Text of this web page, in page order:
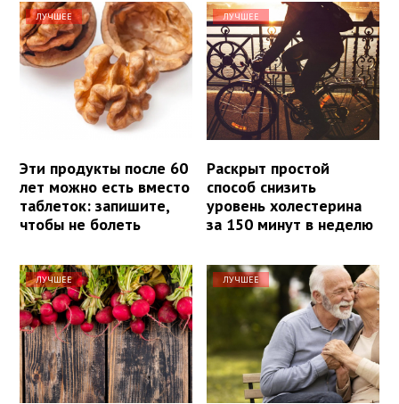
ЛУЧШЕЕ
Эти продукты после 60
лет можно есть вместо
таблеток: запишите,
чтобы не болеть
ЛУЧШЕЕ
Раскрыт простой
способ снизить
уровень холестерина
за 150 минут в неделю
ЛУЧШЕЕ ЛУЧШЕЕ